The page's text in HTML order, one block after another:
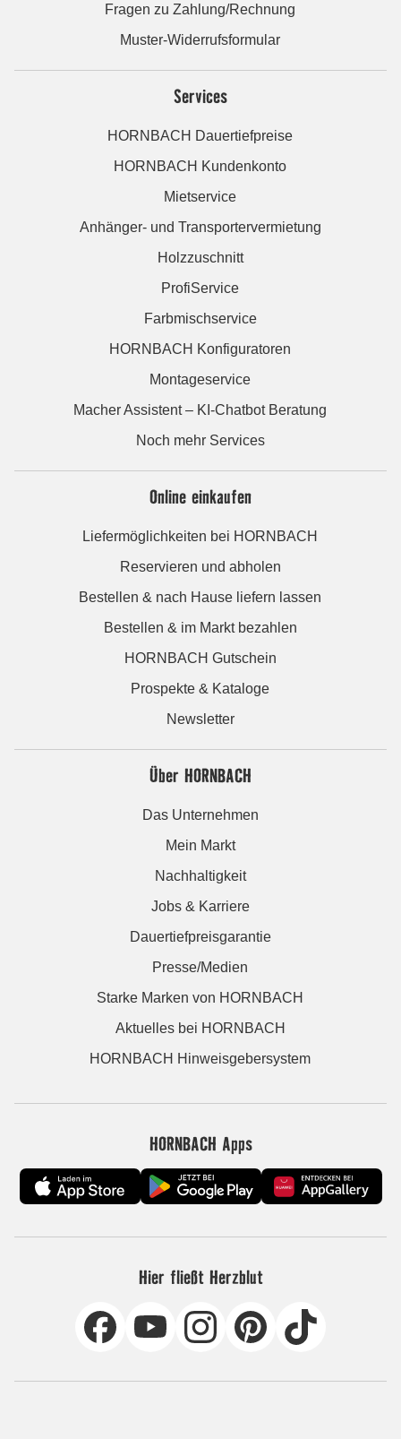
Fragen zu Zahlung/Rechnung
Muster-Widerrufsformular
Services
HORNBACH Dauertiefpreise
HORNBACH Kundenkonto
Mietservice
Anhänger- und Transportervermietung
Holzzuschnitt
ProfiService
Farbmischservice
HORNBACH Konfiguratoren
Montageservice
Macher Assistent – KI-Chatbot Beratung
Noch mehr Services
Online einkaufen
Liefermöglichkeiten bei HORNBACH
Reservieren und abholen
Bestellen & nach Hause liefern lassen
Bestellen & im Markt bezahlen
HORNBACH Gutschein
Prospekte & Kataloge
Newsletter
Über HORNBACH
Das Unternehmen
Mein Markt
Nachhaltigkeit
Jobs & Karriere
Dauertiefpreisgarantie
Presse/Medien
Starke Marken von HORNBACH
Aktuelles bei HORNBACH
HORNBACH Hinweisgebersystem
HORNBACH Apps
Hier fließt Herzblut